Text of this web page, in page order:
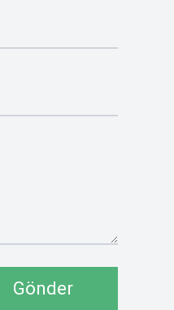
Gönder